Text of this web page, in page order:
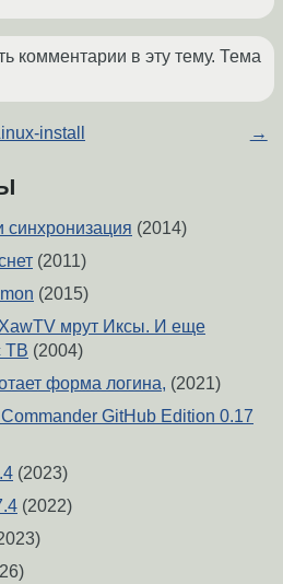
комментарии в эту тему. Тема
install →
синхронизация (2014)
(2011)
(2015)
мрут Иксы. И еще
ТВ (2004)
форма логина, (2021)
GitHub Edition 0.17
(2023)
(2022)